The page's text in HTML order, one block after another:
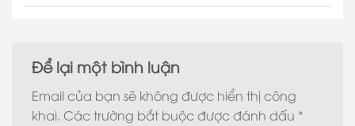
Để lại một bình luận
Email của bạn sẽ không được hiển thị công
khai. Các trường bắt buộc được đánh dấu *